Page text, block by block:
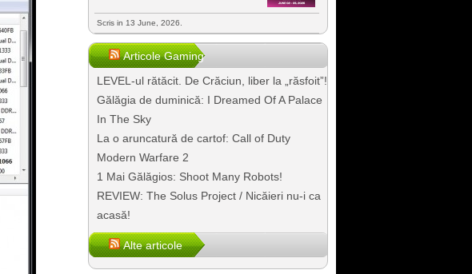
Scris in 13 June, 2026.
Articole Gaming
LEVEL-ul rătăcit. De Crăciun, liber la „răsfoit”!
Gălăgia de duminică: I Dreamed Of A Palace
In The Sky
La o aruncatură de cartof: Call of Duty
Modern Warfare 2
1 Mai Gălăgios: Shoot Many Robots!
REVIEW: The Solus Project / Nicăieri nu-i ca
acasă!
Alte articole